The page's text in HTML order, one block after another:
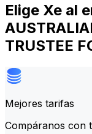
Elige Xe al
TRUSTEE
Mejores tarifas
Compáranos con